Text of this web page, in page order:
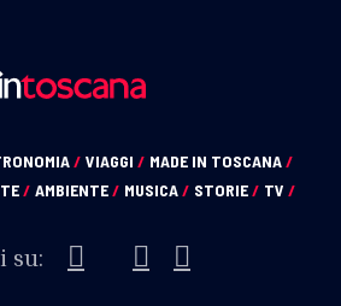
/ VIAGGI / MADE IN TOSCANA/
/ AMBIENTE/ MUSICA/ STORIE/ TV /
su: